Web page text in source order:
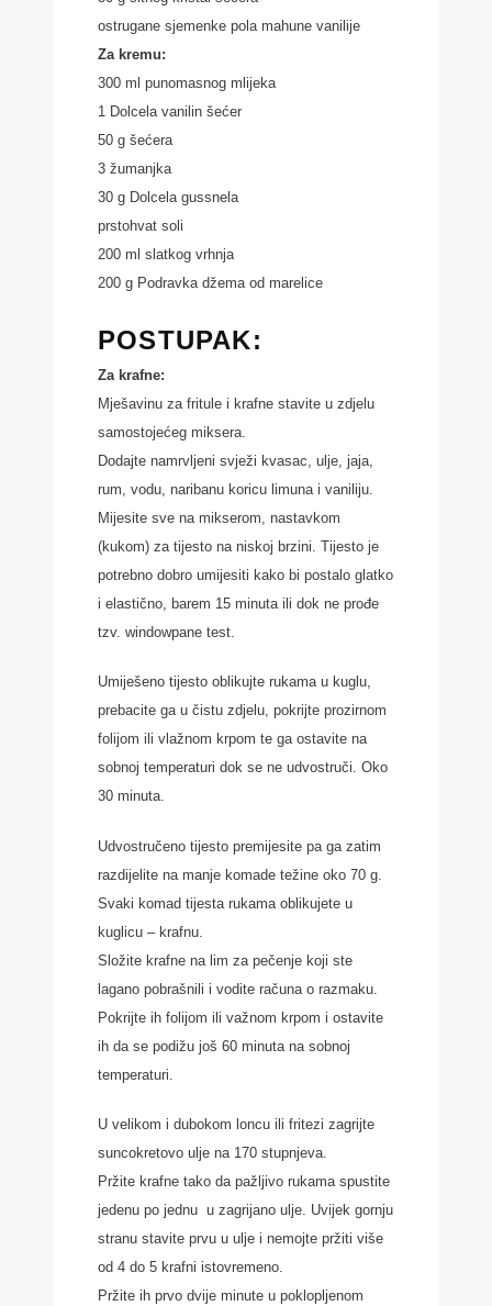
ostrugane sjemenke pola mahune vanilije
Za kremu:
300 ml punomasnog mlijeka
1 Dolcela vanilin šećer
50 g šećera
3 žumanjka
30 g Dolcela gussnela
prstohvat soli
200 ml slatkog vrhnja
200 g Podravka džema od marelice
POSTUPAK:
Za krafne:
Mješavinu za fritule i krafne stavite u zdjelu
samostojećeg miksera.
Dodajte namrvljeni svježi kvasac, ulje, jaja,
rum, vodu, naribanu koricu limuna i vaniliju.
Mijesite sve na mikserom, nastavkom
(kukom) za tijesto na niskoj brzini. Tijesto je
potrebno dobro umijesiti kako bi postalo glatko
i elastično, barem 15 minuta ili dok ne prođe
tzv. windowpane test.
Umiješeno tijesto oblikujte rukama u kuglu,
prebacite ga u čistu zdjelu, pokrijte prozirnom
folijom ili vlažnom krpom te ga ostavite na
sobnoj temperaturi dok se ne udvostruči. Oko
30 minuta.
Udvostručeno tijesto premijesite pa ga zatim
razdijelite na manje komade težine oko 70 g.
Svaki komad tijesta rukama oblikujete u
kuglicu – krafnu.
Složite krafne na lim za pečenje koji ste
lagano pobrašnili i vodite računa o razmaku.
Pokrijte ih folijom ili važnom krpom i ostavite
ih da se podižu još 60 minuta na sobnoj
temperaturi.
U velikom i dubokom loncu ili fritezi zagrijte
suncokretovo ulje na 170 stupnjeva.
Pržite krafne tako da pažljivo rukama spustite
jedenu po jednu u zagrijano ulje. Uvijek gornju
stranu stavite prvu u ulje i nemojte pržiti više
od 4 do 5 krafni istovremeno.
Pržite ih prvo dvije minute u poklopljenom